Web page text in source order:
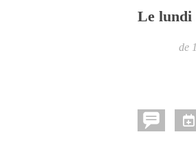
Le lundi
de